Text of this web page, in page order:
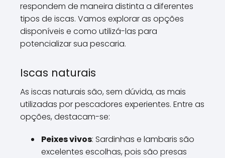
respondem de maneira distinta a diferentes
tipos de iscas. Vamos explorar as opções
disponíveis e como utilizá-las para
potencializar sua pescaria.
Iscas naturais
As iscas naturais são, sem dúvida, as mais
utilizadas por pescadores experientes. Entre as
opções, destacam-se:
Peixes vivos: Sardinhas e lambaris são
excelentes escolhas, pois são presas